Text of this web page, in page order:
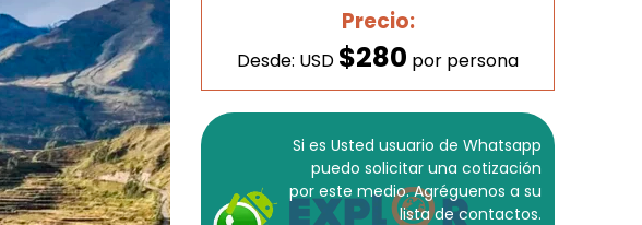
Precio:
Desde: USD $280 por persona
Si es Usted usuario de Whatsapp
puedo solicitar una cotización
por este medio. Agréguenos a su
lista de contactos.